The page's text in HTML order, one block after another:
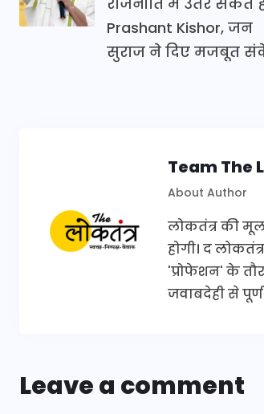
Prashant Kishor, जन
सुराज ने दिए मजबूत
Team The
About Author
लोकतंत्र की मूल
होगी। द
'प्रोफेशन' के
जवाबदेही से
Leave a comment